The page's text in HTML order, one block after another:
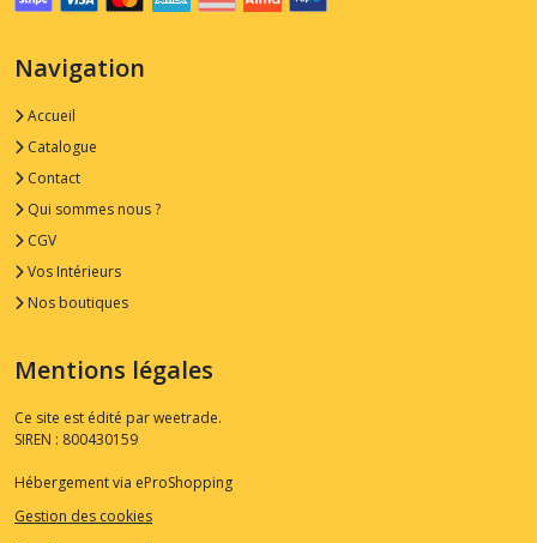
Navigation
Accueil
Catalogue
Contact
Qui sommes nous ?
CGV
Vos Intérieurs
Nos boutiques
Mentions légales
Ce site est édité par weetrade.
SIREN : 800430159
Hébergement via eProShopping
Gestion des cookies